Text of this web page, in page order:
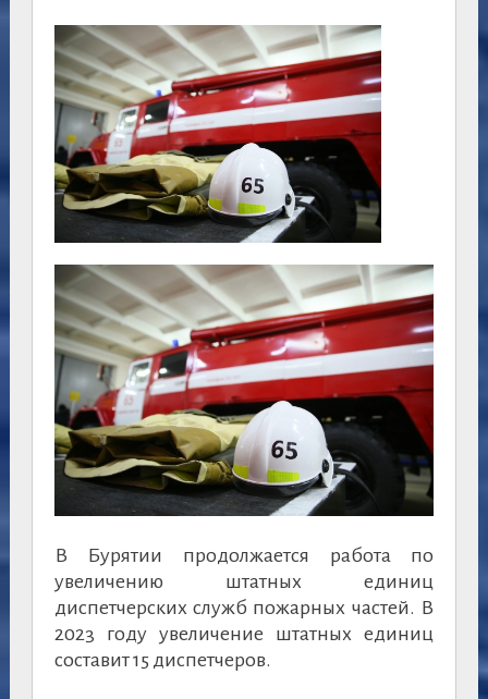
В Бурятии продолжается работа по
увеличению штатных единиц
диспетчерских служб пожарных частей. В
2023 году увеличение штатных единиц
составит 15 диспетчеров.